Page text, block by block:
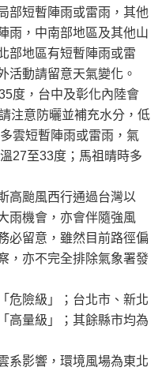
部短暫陣雨或雷雨，其他
雨，中南部地區及其他山
部地區有短暫陣雨或雷
活動請留意天氣變化。
度，台中及彰化內陸會
注意防曬並補充水分，低
雲短暫陣雨或雷雨，氣
27至33度；馬祖晴時多
高颱風西行通過台灣以
雨機會，亦會伴隨強風
必留意，雖然目前路徑偏
，亦不完全排除氣象署發
危險級」；台北市、新北
高量級」；其餘縣市均為
系影響，環境風場為東北